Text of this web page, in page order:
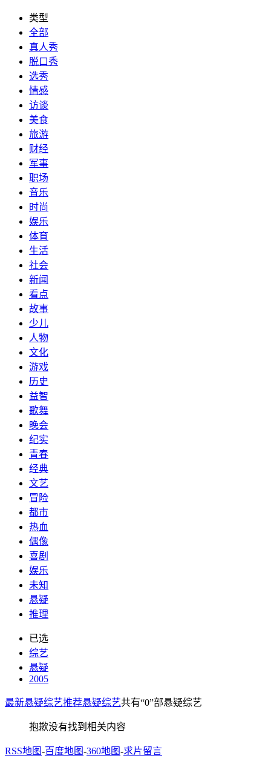
类型
全部
真人秀
脱口秀
选秀
情感
访谈
美食
旅游
财经
军事
职场
音乐
时尚
娱乐
体育
生活
社会
新闻
看点
故事
少儿
人物
文化
游戏
历史
益智
歌舞
晚会
纪实
青春
经典
文艺
冒险
都市
热血
偶像
喜剧
娱乐
未知
悬疑
推理
已选
综艺
悬疑
2005
最新悬疑综艺推荐悬疑综艺共有“0”部悬疑综艺
抱歉没有找到相关内容
RSS地图-百度地图-360地图-求片留言